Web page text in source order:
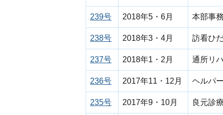
239号 2018年5・6月 本部事
238号 2018年3・4月 訪看ひ
237号 2018年1・2月 通所リ
236号 2017年11・12月 ヘルパ
235号 2017年9・10月 良元診